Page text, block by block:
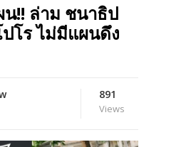
น!! ล่าม ชนาธิป
โร ไม่มีแผนดึง
891
Views